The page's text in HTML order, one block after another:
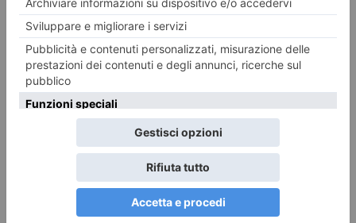
dagli stessi esperti di EIA sulla base di diversi criteri, come il tasso di
innovazione, il potenziale di crescita, il possesso di brevetti o prodotti
high tech fortemente innovativi, la propensione all’internazionalizzazione,
l’aggiudicazione di bandi europei.
(foto: il Torinese)
Il Presidente di EIA
“Europe can grow only through
innovation, it’s our duty to experiment with unique ideas to restructure our